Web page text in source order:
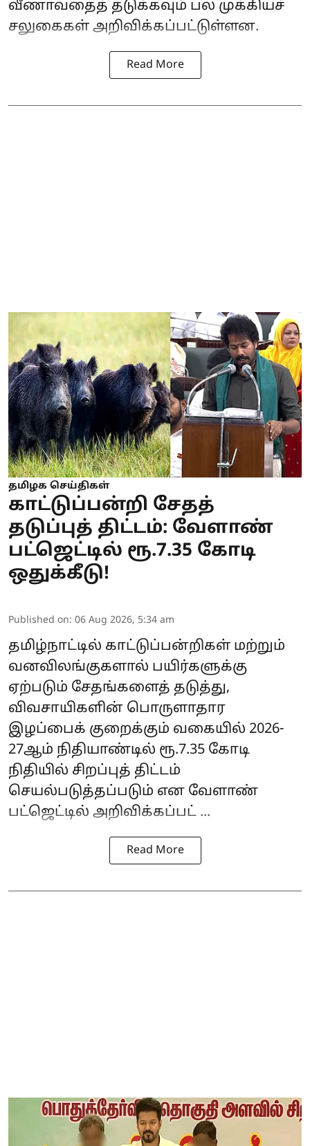
வீணாவதைத் தடுக்கவும் பல முக்கியச்
சலுகைகள் அறிவிக்கப்பட்டுள்ளன.
Read More
தமிழக செய்திகள்
காட்டுப்பன்றி சேதத்
தடுப்புத் திட்டம்: வேளாண்
பட்ஜெட்டில் ரூ.7.35 கோடி
ஒதுக்கீடு!
Published on: 06 Aug 2026, 5:34 am
தமிழ்நாட்டில் காட்டுப்பன்றிகள் மற்றும்
வனவிலங்குகளால் பயிர்களுக்கு
ஏற்படும் சேதங்களைத் தடுத்து,
விவசாயிகளின் பொருளாதார
இழப்பைக் குறைக்கும் வகையில் 2026-
27ஆம் நிதியாண்டில் ரூ.7.35 கோடி
நிதியில் சிறப்புத் திட்டம்
செயல்படுத்தப்படும் என வேளாண்
பட்ஜெட்டில் அறிவிக்கப்பட் ...
Read More